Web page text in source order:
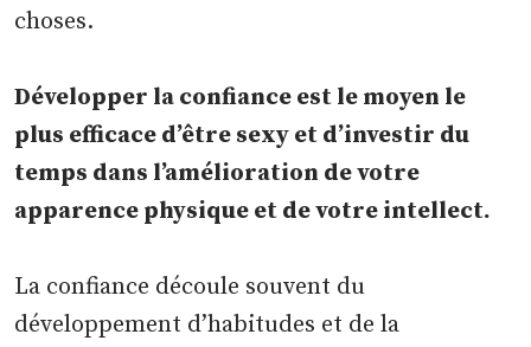
choses.
Développer la confiance est le moyen le
plus efficace d’être sexy et d’investir du
temps dans l’amélioration de votre
apparence physique et de votre intellect.
La confiance découle souvent du
développement d’habitudes et de la